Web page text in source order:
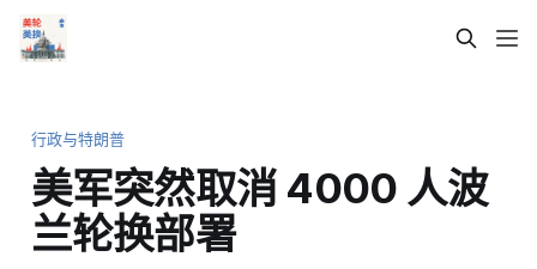
行政与特朗普
美军突然取消 4000 人波
兰轮换部署